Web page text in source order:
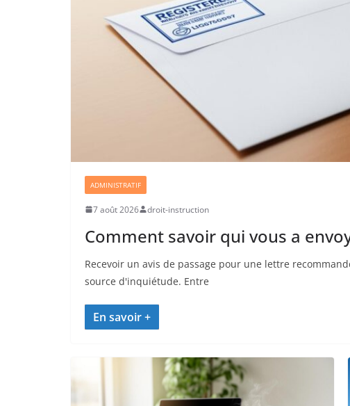
ADMINISTRATIF
7 août 2026 droit-instruction
Comment savoir qui vous a
Recevoir un avis de passage pour une lettre
source d'inquiétude. Entre